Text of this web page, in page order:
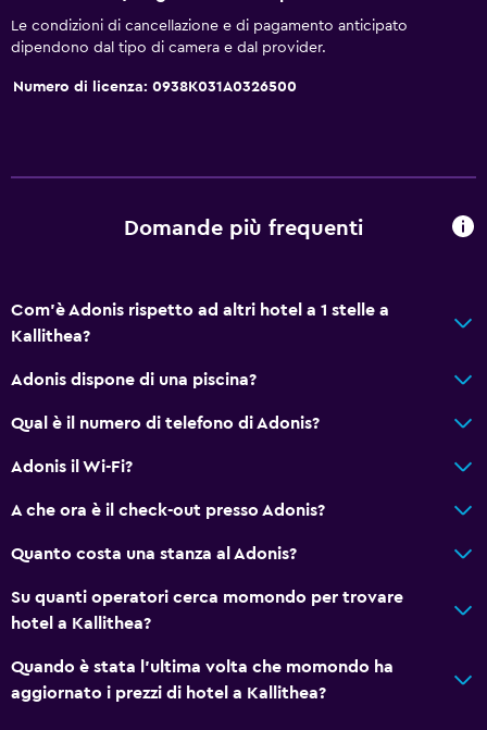
Le condizioni di cancellazione e di pagamento anticipato
dipendono dal tipo di camera e dal provider.
Numero di licenza: 0938Κ031Α0326500
Domande più frequenti
Com'è Adonis rispetto ad altri hotel a 1 stelle a
Kallithea?
Adonis dispone di una piscina?
Qual è il numero di telefono di Adonis?
Adonis il Wi-Fi?
A che ora è il check-out presso Adonis?
Quanto costa una stanza al Adonis?
Su quanti operatori cerca momondo per trovare
hotel a Kallithea?
Quando è stata l'ultima volta che momondo ha
aggiornato i prezzi di hotel a Kallithea?